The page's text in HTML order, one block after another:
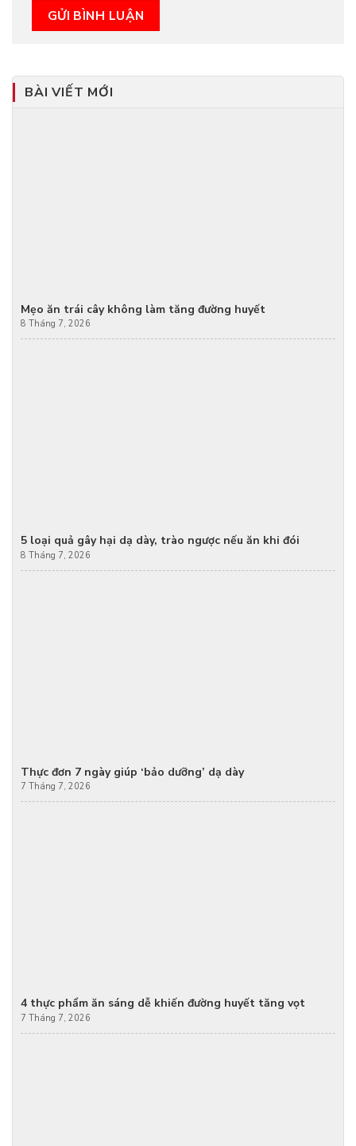
BÀI VIẾT MỚI
Mẹo ăn trái cây không làm tăng đường huyết
8 Tháng 7, 2026
5 loại quả gây hại dạ dày, trào ngược nếu ăn khi đói
8 Tháng 7, 2026
Thực đơn 7 ngày giúp ‘bảo dưỡng’ dạ dày
7 Tháng 7, 2026
4 thực phẩm ăn sáng dễ khiến đường huyết tăng vọt
7 Tháng 7, 2026